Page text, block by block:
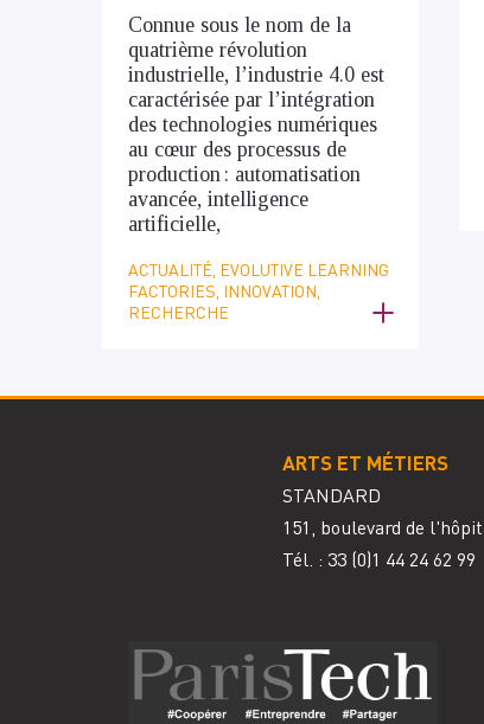
Connue sous le nom de la
quatrième révolution
industrielle, l’industrie 4.0 est
caractérisée par l’intégration
des technologies numériques
au cœur des processus de
production : automatisation
avancée, intelligence
artificielle,
ACTUALITÉ, EVOLUTIVE LEARNING
FACTORIES, INNOVATION,
RECHERCHE
ARTS ET MÉTIERS
STANDARD
151, boulevard de
Tél. : 33 (0)1 44 24 62 99